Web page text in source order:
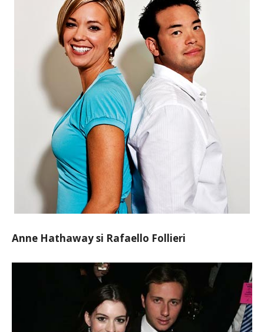
Anne Hathaway si Rafaello Follieri